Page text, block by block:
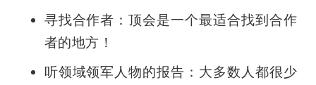
寻找合作者：顶会是一个最适合找到合作
者的地方！
听领域领军人物的报告：大多数人都很少